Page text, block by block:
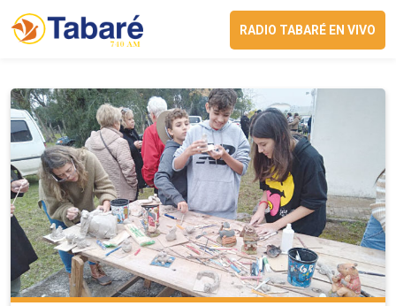
RADIO TABARÉ EN VIVO